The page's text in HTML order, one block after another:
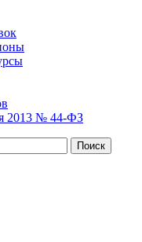
2013 № 44-ФЗ